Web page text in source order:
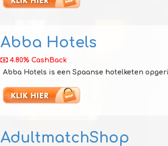
Abba Hotels
4.80% CashBack
Abba Hotels is een Spaanse hotelketen
AdultmatchShop